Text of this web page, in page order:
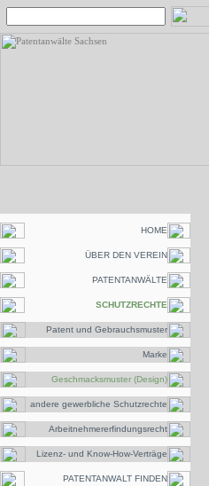
HOME
ÜBER DEN VEREIN
PATENTANWÄLTE
SCHUTZRECHTE
Patent und Gebrauchsmuster
Marke
Geschmacksmuster (Design)
andere gewerbliche Schutzrechte
Arbeitnehmererfindungsrecht
Lizenz- und Know-How-Verträge
PATENTANWALT FINDEN